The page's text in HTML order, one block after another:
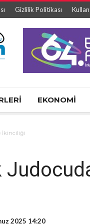
Gizlilik Politikası
EKONOMİ
İkinciliği
2025 14:20